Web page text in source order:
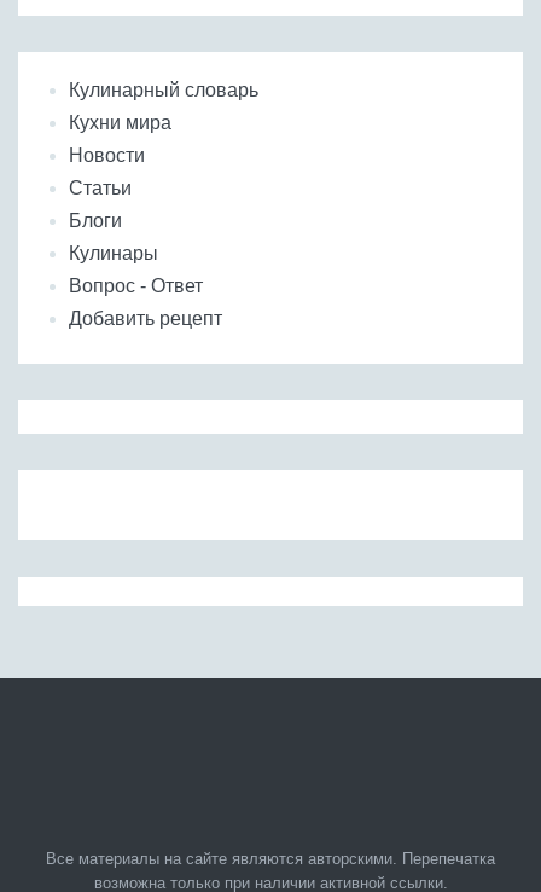
Кулинарный словарь
Кухни мира
Новости
Статьи
Блоги
Кулинары
Вопрос - Ответ
Добавить рецепт
Все материалы на сайте являются авторскими. Перепечатка
возможна только при наличии активной ссылки.